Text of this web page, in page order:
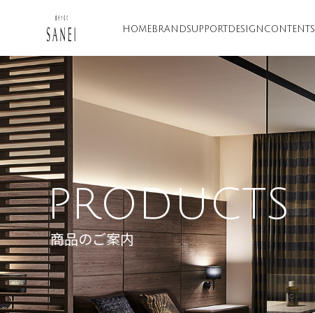
HOME BRANDSUPPORT DESIGN CONTENTS
PRODUCTS
商品のご案内